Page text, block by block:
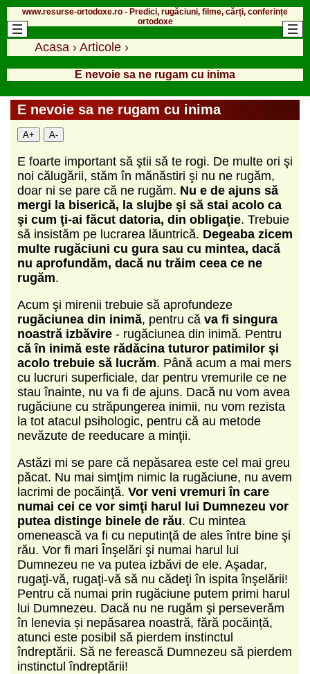
www.resurse-ortodoxe.ro - Predici, rugăciuni, filme, cărți, conferințe
ortodoxe
Acasa › Articole ›
E nevoie sa ne rugam cu inima
E nevoie sa ne rugam cu inima
A+ A-
E foarte important să ştii să te rogi. De multe ori şi
noi călugării, stăm în mănăstiri şi nu ne rugăm,
doar ni se pare că ne rugăm. Nu e de ajuns să
mergi la biserică, la slujbe şi să stai acolo ca
şi cum ţi-ai făcut datoria, din obligaţie. Trebuie
să insistăm pe lucrarea lăuntrică. Degeaba zicem
multe rugăciuni cu gura sau cu mintea, dacă
nu aprofundăm, dacă nu trăim ceea ce ne
rugăm.
Acum şi mirenii trebuie să aprofundeze
rugăciunea din inimă, pentru că va fi singura
noastră izbăvire - rugăciunea din inimă. Pentru
că în inimă este rădăcina tuturor patimilor şi
acolo trebuie să lucrăm. Până acum a mai mers
cu lucruri superficiale, dar pentru vremurile ce ne
stau înainte, nu va fi de ajuns. Dacă nu vom avea
rugăciune cu străpungerea inimii, nu vom rezista
la tot atacul psihologic, pentru că au metode
nevăzute de reeducare a minţii.
Astăzi mi se pare că nepăsarea este cel mai greu
păcat. Nu mai simţim nimic la rugăciune, nu avem
lacrimi de pocăinţă. Vor veni vremuri în care
numai cei ce vor simţi harul lui Dumnezeu vor
putea distinge binele de rău. Cu mintea
omenească va fi cu neputinţă de ales între bine şi
rău. Vor fi mari Înşelări şi numai harul lui
Dumnezeu ne va putea izbăvi de ele. Aşadar,
rugaţi-vă, rugaţi-vă să nu cădeţi în ispita înşelării!
Pentru că numai prin rugăciune putem primi harul
lui Dumnezeu. Dacă nu ne rugăm şi perseverăm
în lenevia și nepăsarea noastră, fără pocăință,
atunci este posibil să pierdem instinctul
îndreptării. Să ne ferească Dumnezeu să pierdem
instinctul îndreptării!